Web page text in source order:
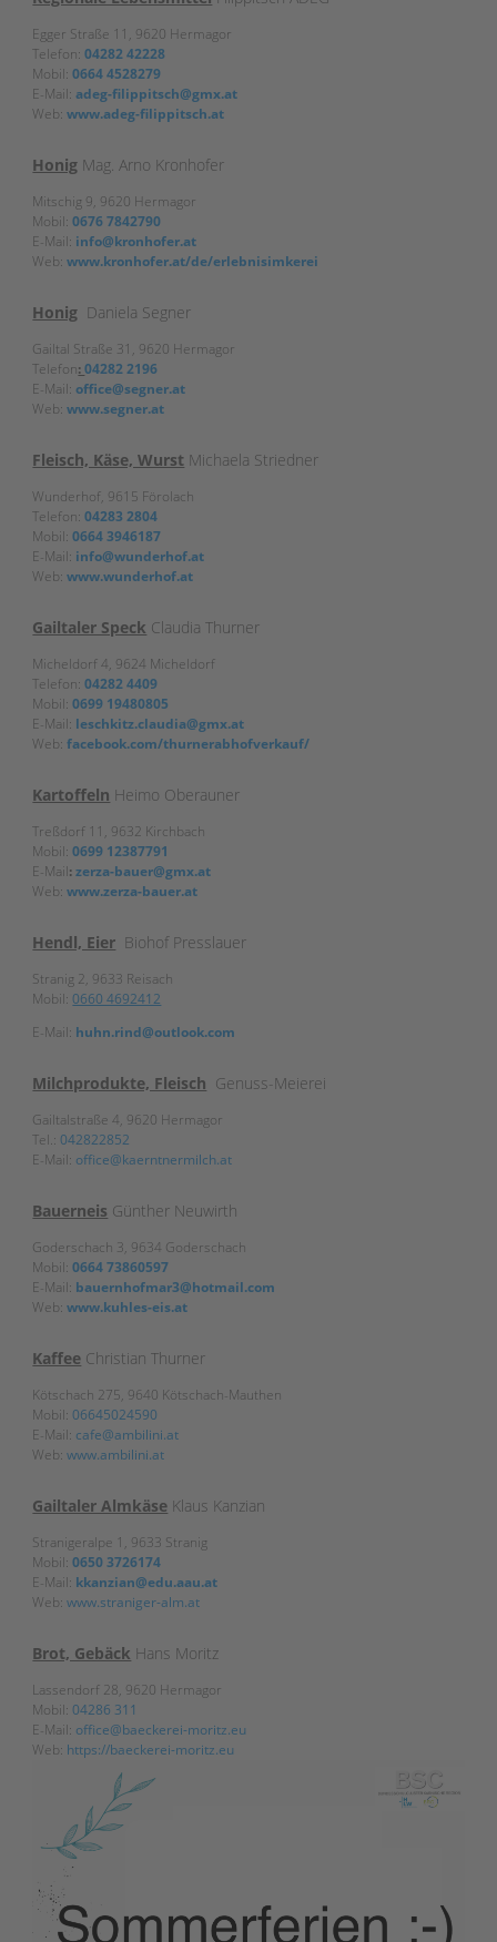
Egger Straße 11, 9620 Hermagor
Telefon:04282 42228
Mobil:0664 4528279
E-Mail:adeg-filippitsch@gmx.at
Web:www.adeg-filippitsch.at
Honig Mag. Arno Kronhofer
Mitschig 9, 9620 Hermagor
Mobil:0676 7842790
E-Mail: info@kronhofer.at
Web:www.kronhofer.at/de/erlebnisimkerei
Honig Daniela Segner
Gailtal Straße 31, 9620 Hermagor
Telefon:04282 2196
E-Mail:office@segner.at
Web:www.segner.at
Fleisch, Käse, Wurst Michaela Striedner
Wunderhof, 9615 Förolach
Telefon:04283 2804
Mobil:0664 3946187
E-Mail: info@wunderhof.at
Web:www.wunderhof.at
Gailtaler Speck Claudia Thurner
Micheldorf 4, 9624 Micheldorf
Telefon:04282 4409
Mobil:0699 19480805
E-Mail: leschkitz.claudia@gmx.at
Web:facebook.com/thurnerabhofverkauf/
Kartoffeln Heimo Oberauner
Treßdorf 11, 9632 Kirchbach
Mobil:0699 12387791
E-Mail:zerza-bauer@gmx.at
Web:www.zerza-bauer.at
Hendl, Eier Biohof Presslauer
Stranig 2, 9633 Reisach
Mobil:0660 4692412
E-Mail: huhn.rind@outlook.com
Milchprodukte, Fleisch Genuss-Meierei
Gailtalstraße 4, 9620 Hermagor
Tel.:042822852
E-Mail: office@kaerntnermilch.at
Bauerneis Günther Neuwirth
Goderschach 3, 9634 Goderschach
Mobil:0664 73860597
E-Mail: bauernhofmar3@hotmail.com
Web:www.kuhles-eis.at
Kaffee Christian Thurner
Kötschach 275, 9640 Kötschach-Mauthen
Mobil:06645024590
E-Mail: cafe@ambilini.at
Web:www.ambilini.at
Gailtaler Almkäse Klaus Kanzian
Stranigeralpe 1, 9633 Stranig
Mobil:0650 3726174
E-Mail: kkanzian@edu.aau.at
Web:www.straniger-alm.at
Brot, Gebäck Hans Moritz
Lassendorf 28, 9620 Hermagor
Mobil:04286 311
E-Mail: office@baeckerei-moritz.eu
Web: https://baeckerei-moritz.eu